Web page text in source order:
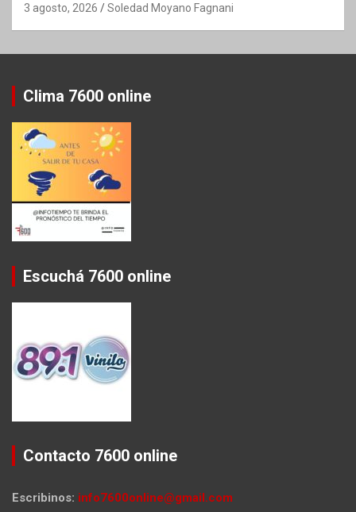
3 agosto, 2026 Soledad Moyano Fagnani
Clima 7600 online
Escuchá 7600 online
Contacto 7600 online
Escribinos: info7600online@gmail.com